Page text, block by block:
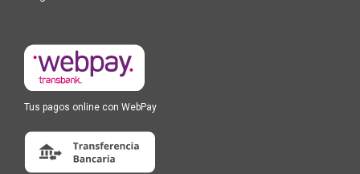
Tus pagos online con WebPay